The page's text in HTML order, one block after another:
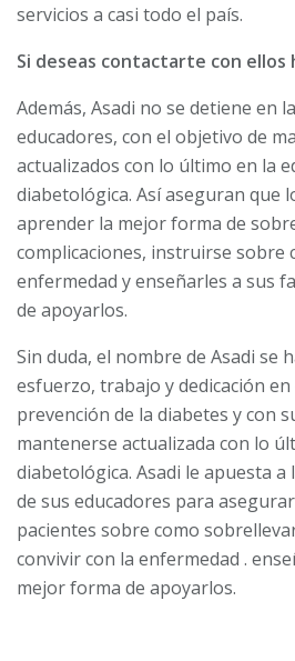
servicios a casi todo el país.
Si deseas contactarte con ellos
Además, Asadi no se detiene en
educadores, con el objetivo de
actualizados con lo último en la
diabetológica. Así aseguran que
aprender la mejor forma de
complicaciones, instruirse sobre
enfermedad y enseñarles a sus
de apoyarlos.
Sin duda, el nombre de Asadi se
esfuerzo, trabajo y dedicación
prevención de la diabetes y con
mantenerse actualizada con lo
diabetológica. Asadi le apuesta
de sus educadores para
pacientes sobre como
convivir con la enfermedad .
mejor forma de apoyarlos.